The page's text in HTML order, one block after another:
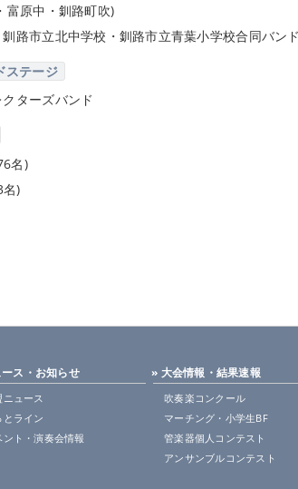
富原中・釧路町吹)
路市立北中学校・釧路市立青葉小学校合同バンド
ステージ
ターズバンド
名)
)
ス・お知らせ
ニュース
とライン
ント・演奏会情報
» 大会情報・結果速報
吹奏楽コンクール
マーチング・小学生BF
管楽器個人コンテスト
アンサンブルコンテスト